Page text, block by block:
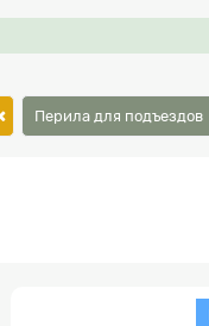
Перила для подъездов